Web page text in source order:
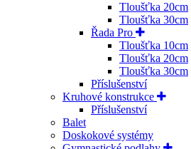
Tloušťka 20cm
Tloušťka 30cm
Řada Pro
Tloušťka 10cm
Tloušťka 20cm
Tloušťka 30cm
Příslušenství
Kruhové konstrukce
Příslušenství
Balet
Doskokové systémy